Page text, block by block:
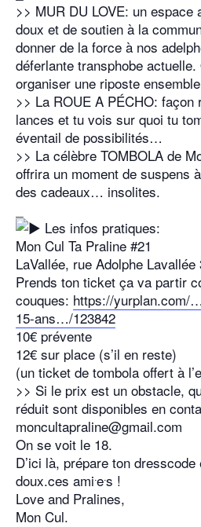
>> MUR DU LOVE: un
doux et de soutien à la
donner de la force à nos
déferlante transphobe
organiser une riposte
>> La ROUE A PÉCHO:
lances et tu vois sur quoi tu
éventail de possibilités…
>> La célèbre TOMBOLA de
offrira un moment de suspens
des cadeaux… insolites.
Les infos pratiques:
Mon Cul Ta Praline #21
LaVallée, rue Adolphe
Prends ton ticket ça va partir
couques: https://yurplan.com/
15-ans…/123842
10€ prévente
12€ sur place (s’il en reste)
(un ticket de tombola offert à
>> Si le prix est un obstacle,
réduit sont disponibles en
moncultapraline@gmail.com
On se voit le 18.
D’ici là, prépare ton
doux.ces ami⸱e⸱s !
Love and Pralines,
Mon Cul.